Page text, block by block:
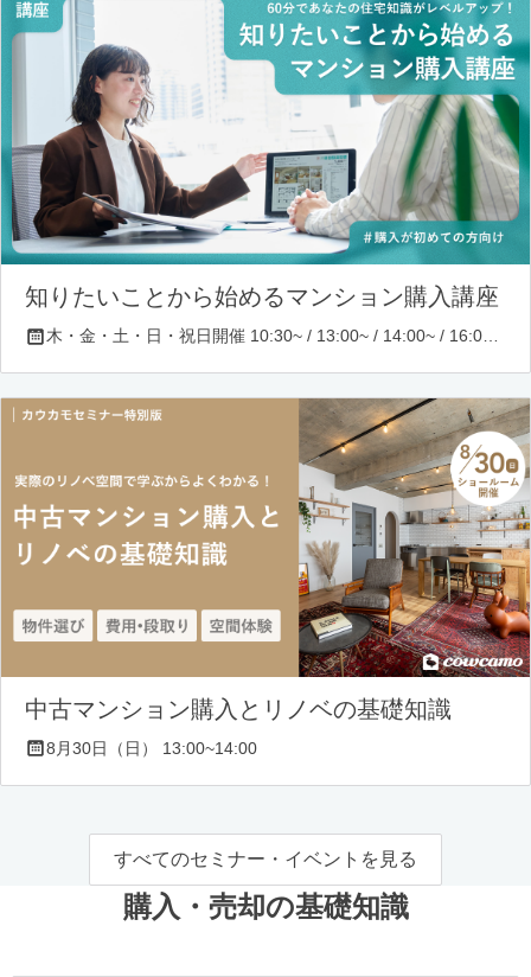
知りたいことから始めるマンション購入講座
木・金・土・日・祝日開催 10:30~ / 13:00~ / 14:00~ / 16:00~ / 17:00~/ 18:30~/ 19:30~
中古マンション購入とリノベの基礎知識
8月30日（日） 13:00~14:00
すべてのセミナー・イベントを見る
購入・売却の基礎知識